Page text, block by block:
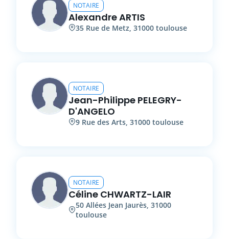
NOTAIRE
AlexandreARTIS
35 Rue de Metz, 31000 toulouse
NOTAIRE
Jean-Philippe PELEGRY-
D'ANGELO
9 Rue des Arts, 31000 toulouse
NOTAIRE
Céline CHWARTZ-LAIR
50 Allées Jean Jaurès, 31000
toulouse